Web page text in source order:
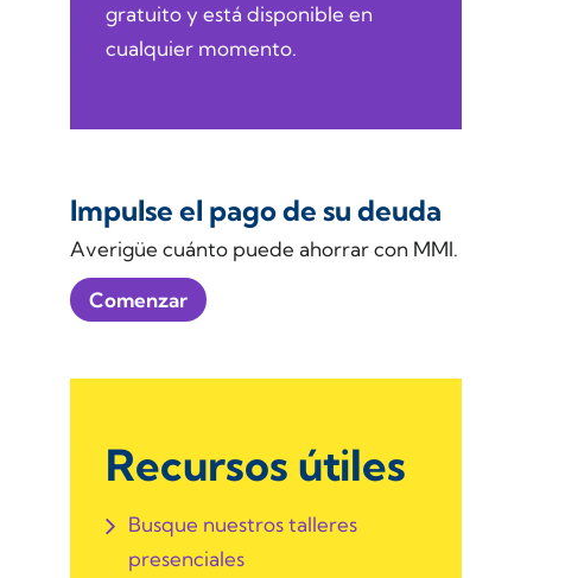
gratuito y está disponible en
cualquier momento.
Impulse el pago de su deuda
Averigüe cuánto puede ahorrar con MMI.
Comenzar
Recursos útiles
Busque nuestros talleres
presenciales